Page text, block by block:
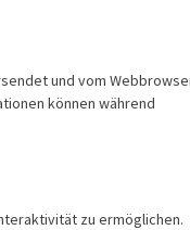
und vom
können während
zu ermöglichen.